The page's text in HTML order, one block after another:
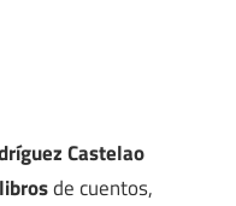
Castelao
de cuentos,